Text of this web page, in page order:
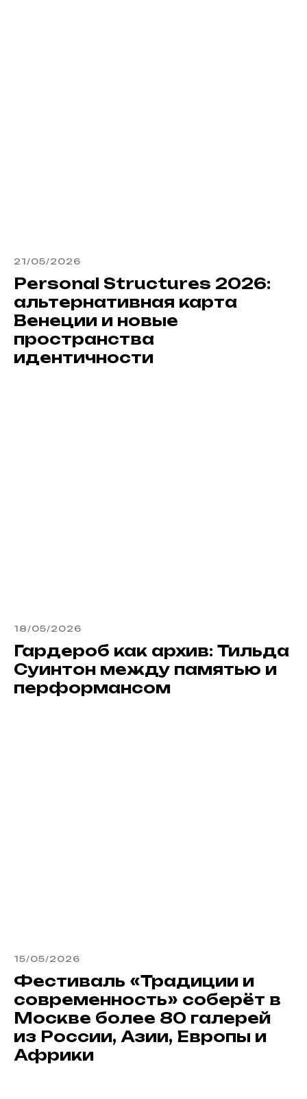
21/05/2026
Personal Structures 2026:
альтернативная карта
Венеции и новые
пространства
идентичности
18/05/2026
Гардероб как архив: Тильда
Суинтон между памятью и
перформансом
15/05/2026
Фестиваль «Традиции и
современность» соберёт в
Москве более 80 галерей
из России, Азии, Европы и
Африки